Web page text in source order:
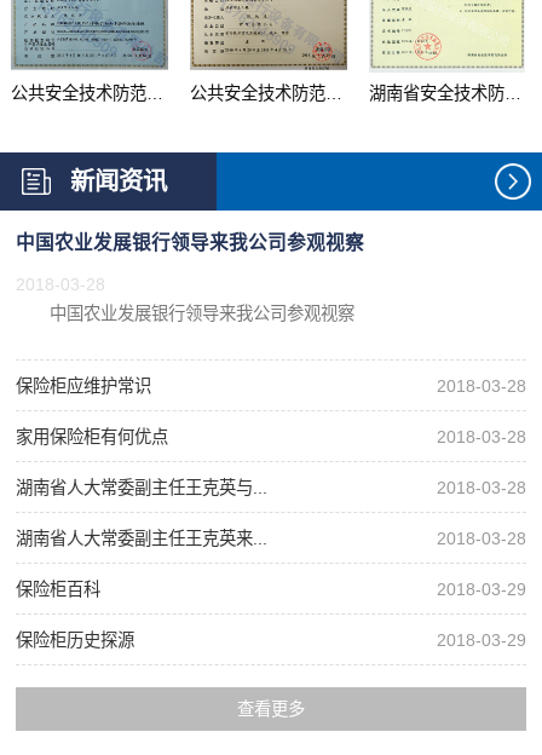
公共安全技术防范产品... 公共安全技术防范系统... 湖南省安全技术防范行...
新闻资讯
中国农业发展银行领导来我公司参观视察
2018-03-28
中国农业发展银行领导来我公司参观视察
保险柜应维护常识 2018-03-28
家用保险柜有何优点 2018-03-28
湖南省人大常委副主任王克英与... 2018-03-28
湖南省人大常委副主任王克英来... 2018-03-28
保险柜百科 2018-03-29
保险柜历史探源 2018-03-29
查看更多